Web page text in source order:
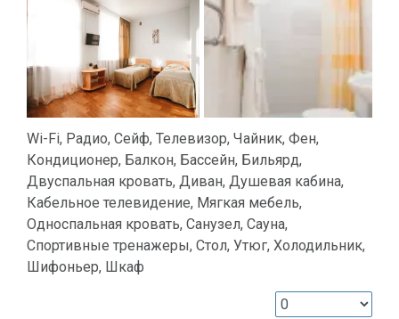
Wi-Fi, Радио, Сейф, Телевизор, Чайник, Фен,
Кондиционер, Балкон, Бассейн, Бильярд,
Двуспальная кровать, Диван, Душевая кабина,
Кабельное телевидение, Мягкая мебель,
Односпальная кровать, Санузел, Сауна,
Спортивные тренажеры, Стол, Утюг, Холодильник,
Шифоньер, Шкаф